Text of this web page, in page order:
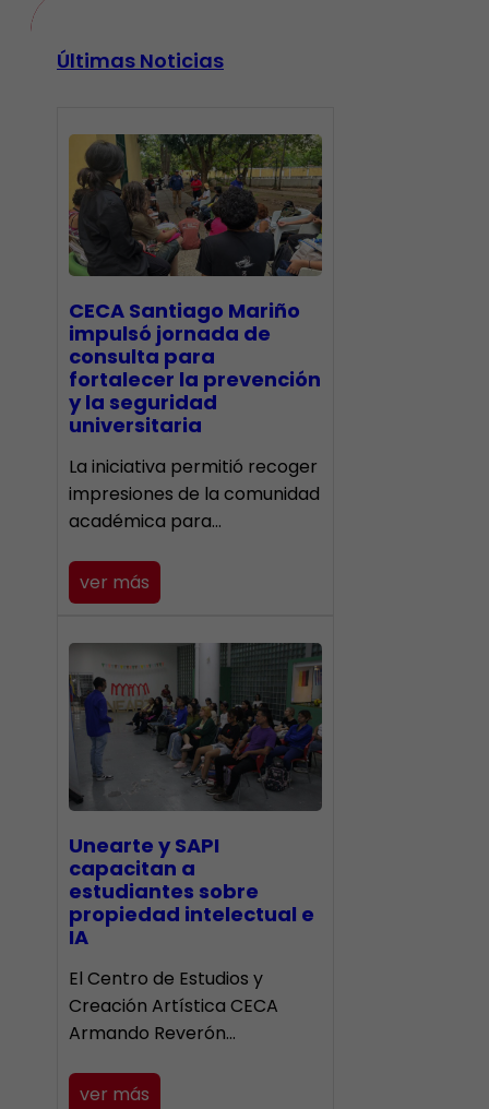
Últimas Noticias
CECA Santiago Mariño
impulsó jornada de
consulta para
fortalecer la prevención
y la seguridad
universitaria
La iniciativa permitió recoger
impresiones de la comunidad
académica para…
ver más
Unearte y SAPI
capacitan a
estudiantes sobre
propiedad intelectual e
IA
El Centro de Estudios y
Creación Artística CECA
Armando Reverón…
ver más